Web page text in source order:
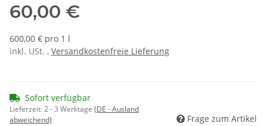
60,00 €
600,00 € pro 1 l
inkl. USt. , Versandkostenfreie Lieferung
Sofort verfügbar
Lieferzeit:2 - 3 Werktage (DE - Ausland
abweichend)
Frage zum Artikel